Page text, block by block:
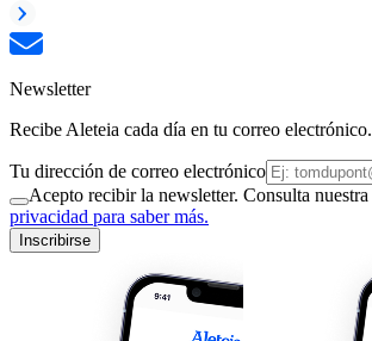
Newsletter
Recibe Aleteia cada día en tu correo electrónico.
Tu dirección de correo electrónico
Acepto recibir la newsletter. Consulta nuestra
privacidad para saber más.
Inscribirse